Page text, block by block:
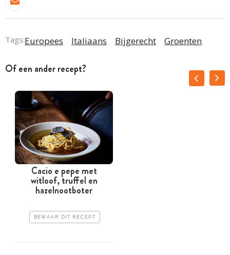
Tags:Europees Italiaans Bijgerecht Groenten
Of een ander recept?
Cacio e pepe met
witloof, truffel en
hazelnootboter
BEWAAR DIT RECEPT